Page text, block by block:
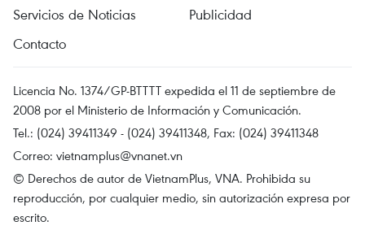
Servicios de Noticias
Publicidad
Contacto
Licencia No. 1374/GP-BTTTT expedida el 11 de septiembre de
2008 por el Ministerio de Información y Comunicación.
Tel.: (024) 39411349 - (024) 39411348, Fax: (024) 39411348
Correo: vietnamplus@vnanet.vn
© Derechos de autor de VietnamPlus, VNA. Prohibida su
reproducción, por cualquier medio, sin autorización expresa por
escrito.